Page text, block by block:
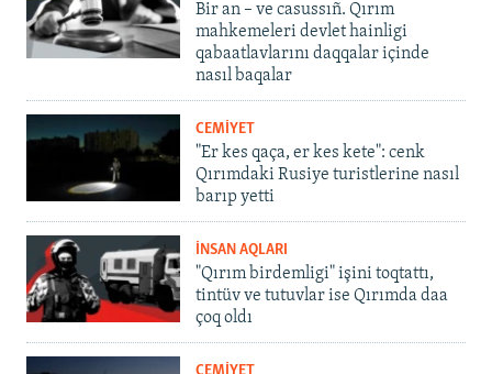
Bir an – ve casussıñ. Qırım
mahkemeleri devlet hainligi
qabaatlavlarını daqqalar içinde
nasıl baqalar
CEMİYET
"Er kes qaça, er kes kete": cenk
Qırımdaki Rusiye turistlerine nasıl
barıp yetti
İNSAN AQLARI
"Qırım birdemligi" işini toqtattı,
tintüv ve tutuvlar ise Qırımda daa
çoq oldı